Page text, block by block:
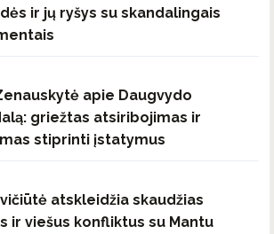
ir jų ryšys su skandalingais
apie Daugvydo
griežtas atsiribojimas ir
stiprinti įstatymus
atskleidžia skaudžias
ir viešus konfliktus su Mantu